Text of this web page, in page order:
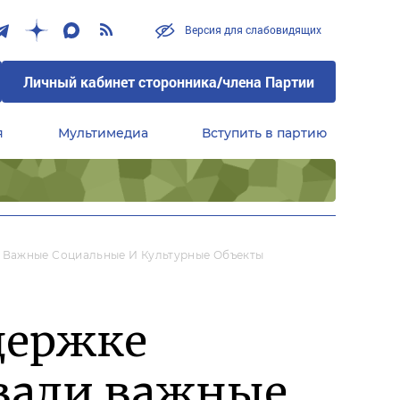
Версия для слабовидящих
Личный кабинет сторонника/члена Партии
Мультимедиа Вступить в партию
Социальные И Культурные Объекты